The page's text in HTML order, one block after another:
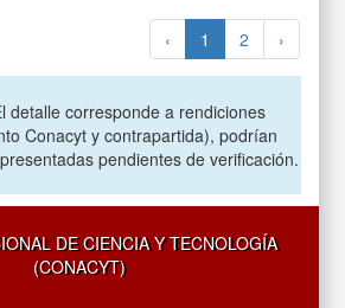
‹ 1 2 ›
detalle corresponde a rendiciones
Conacyt y contrapartida), podrían
pendientes de verificación.
DE CIENCIA Y TECNOLOGÍA
(CONACYT)